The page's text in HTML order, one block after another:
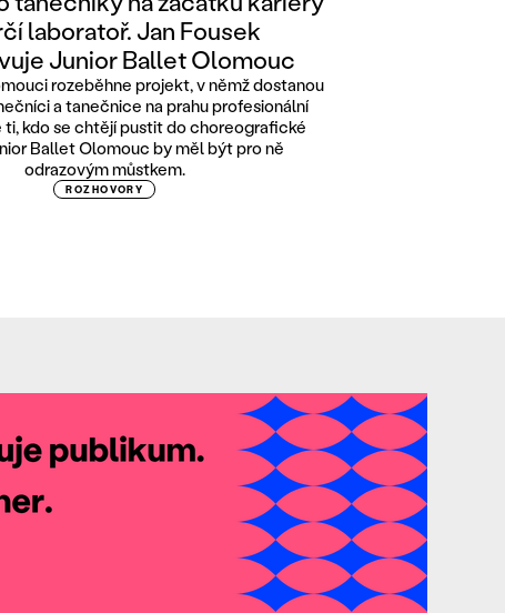
laboratoř. Jan Fousek
Junior Ballet Olomouc
rozeběhne projekt, v němž dostanou
a tanečnice na prahu profesionální
ti, kdo se chtějí pustit do choreografické
Ballet Olomouc by měl být pro ně
odrazovým můstkem.
ROZHOVORY